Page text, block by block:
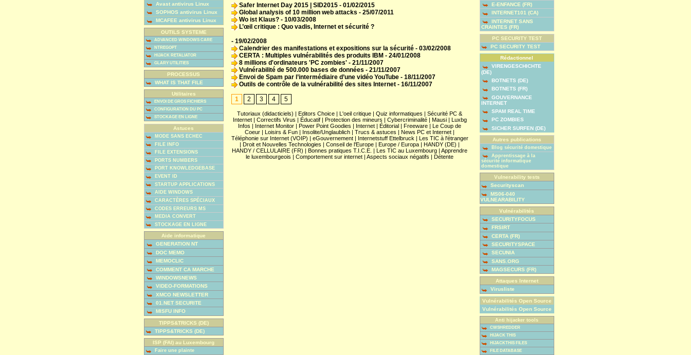
Avast antivirus Linux
SOPHOS antivirus Linux
MCAFEE antivirus Linux
OUTILS SYSTEME
ADVANCED WINDOWS CARE
NTREGOPT
HIJACK RETALIATOR
GLARY UTILITIES
PROCESSUS
WHAT IS THAT FILE
Utilitaires
ENVOI DE GROS FICHIERS
CONFIGURATION DU PC
STOCKAGE EN LIGNE
Astuces
MODE SANS ECHEC
FILE INFO
FILE EXTENSIONS
PORTS NUMBERS
PORT KNOWLEDGEBASE
EVENT ID
STARTUP APPLICATIONS
AIDE WINDOWS
CARACTÈRES SPÉCIAUX
CODES ERREURS MS
MEDIA CONVERT
STOCKAGE EN LIGNE
Aide informatique
GENERATION NT
DOC MEMO
MEMOCLIC
COMMENT CA MARCHE
WINDOWSNEWS
VIDEO-FORMATIONS
XMCO NEWSLETTER
01.NET SECURITE
MISFU INFO
TIPPS&TRICKS (DE)
TIPPS&TRICKS (DE)
ISP (FAI) au Luxembourg
Faire une plainte
Safer Internet Day 2015 | SID2015 - 01/02/2015
Global analysis of 10 million web attacks - 25/07/2011
Wo ist Klaus? - 10/03/2008
L’œil critique : Quo vadis, Internet et sécurité ?
- 19/02/2008
Calendrier des manifestations et expositions sur la sécurité - 03/02/2008
CERTA : Multiples vulnérabilités des produits IBM - 24/01/2008
8 millions d'ordinateurs 'PC zombies' - 21/11/2007
Vulnérabilité de 500.000 bases de données - 21/11/2007
Envoi de Spam par l’intermédiaire d’une vidéo YouTube - 18/11/2007
Outils de contrôle de la vulnérabilité des sites Internet - 16/11/2007
1 2 3 4 5
Tutoriaux (didacticiels) | Editors Choice | L'oeil critique | Quiz informatiques | Sécurité PC &
Internet | Correctifs Virus | Éducatif | Protection des mineurs | Cybercriminalité | Mausi | Luxbg
Infos | Internet Monitor | Power Point Goodies | Internet | Éditorial | Freeware | Le Coup de
Coeur | Loisirs & Fun | Insolite/Unglaublich | Trucs & astuces | News PC et Internet |
Téléphonie sur Internet (VOIP) | eGouvernement | Internetstuff Ettelbruck | Les TIC à l'étranger
| Droit et Nouvelles Technologies | Conseil de l'Europe | Europe / Europa | HANDY (DE) |
HANDY / CELLULAIRE (FR) | Bonnes pratiques T.I.C.E. | Les TIC au Luxembourg | Apprendre
le luxembourgeois | Comportement sur internet | Aspects sociaux négatifs | Détente
E-ENFANCE (FR)
INTERNET101 (CA)
INTERNET SANS
CRAINTES (FR)
PC SECURITY TEST
PC SECURITY TEST
Rédactionnel
VIRENGESCHICHTE
(DE)
BOTNETS (DE)
BOTNETS (FR)
GOUVERNANCE
INTERNET
SPAM REAL TIME
PC ZOMBIES
SICHER SURFEN (DE)
Autres publications
Blog sécurité domestique
Apprentissage à la
sécurité informatique
domestique
Vulnerability tests
Securityscan
MS06-040
VULNEARABILITY
Vulnérabilités
SECURITYFOCUS
FRSIRT
CERTA (FR)
SECURITYSPACE
SECUNIA
SANS.ORG
MAGSECURS (FR)
Attaques Internet
Virusliste
Vulnérabilités Open Source
Vulnérabilités Open Source
Anti hijacker tools
CWSHREDDER
HIJACK THIS
HIJACKTHIS FILES
FILE DATABASE